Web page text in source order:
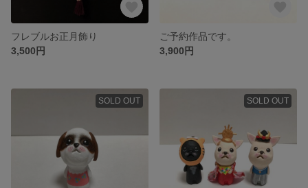
フレブルお正月飾り
3,500円
ご予約作品です。
3,900円
SOLD OUT SOLD OUT